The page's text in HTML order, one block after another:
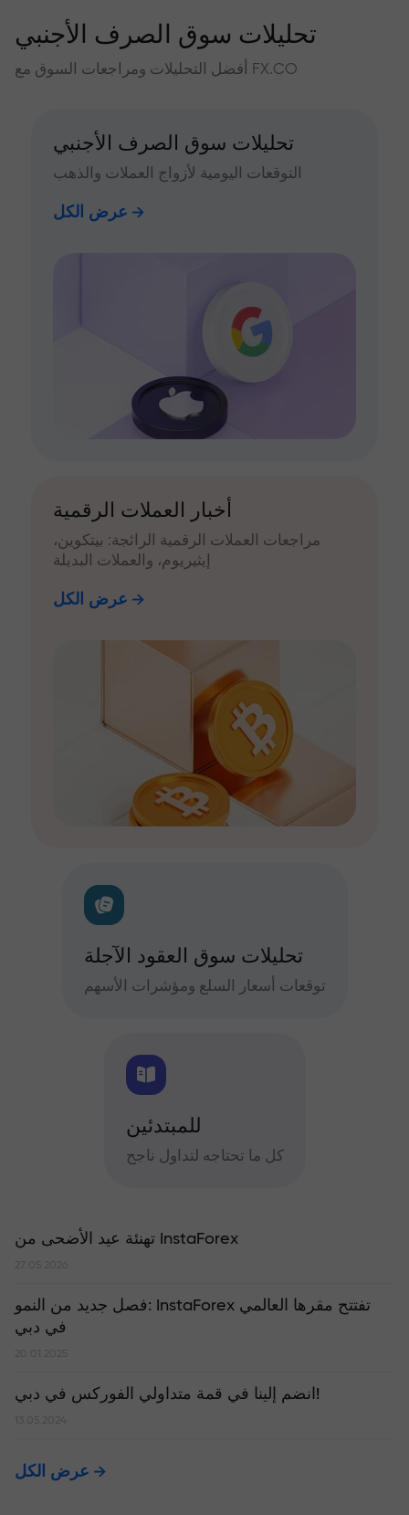
تحليلات سوق الصرف الأجنبي
أفضل التحليلات ومراجعات السوق مع FX.CO
تحليلات سوق الصرف الأجنبي
التوقعات اليومية لأزواج العملات والذهب
عرض الكل
أخبار العملات الرقمية
مراجعات العملات الرقمية الرائجة: بيتكوين،
إيثيريوم، والعملات البديلة
عرض الكل
تحليلات سوق العقود الآجلة
توقعات أسعار السلع ومؤشرات الأسهم
للمبتدئين
كل ما تحتاجه لتداول ناجح
تهنئة عيد الأضحى من InstaForex
27.05.2026
​فصل جديد من النمو: InstaForex تفتتح مقرها العالمي
في دبي
20.01.2025
انضم إلينا في قمة متداولي الفوركس في دبي!
13.05.2024
عرض الكل